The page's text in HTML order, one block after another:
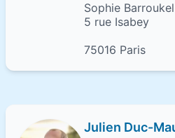
Sophie Barroukel
5 rue Isabey
75016 Paris
Julien Duc-